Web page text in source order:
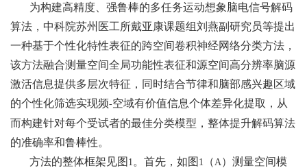
为构建高精度、强鲁棒的多任务运动想象脑电信号解码
算法，中科院苏州医工所戴亚康课题组刘燕副研究员等提出
一种基于个性化特性表征的跨空间卷积神经网络分类方法，
该方法融合测量空间全局功能性表征和源空间高分辨率脑源
激活信息提供多层次特征，同时结合节律和脑部感兴趣区域
的个性化筛选实现频-空域有价值信息个体差异化提取，从
而构建针对每个受试者的最佳分类模型，整体提升解码算法
的准确率和鲁棒性。
方法的整体框架见图 1 。首先，如图 1 （ A ）测量空间模